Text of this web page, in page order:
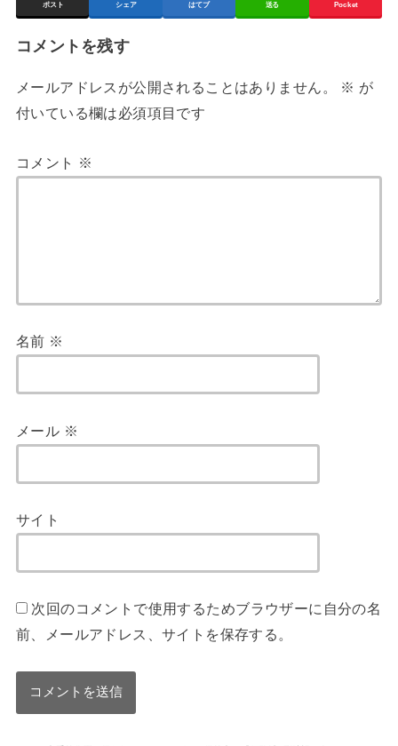
ポスト シェア はてブ 送る Pocket
コメントを残す
メールアドレスが公開されることはありません。 ※ が
付いている欄は必須項目です
コメント ※
名前 ※
メール ※
サイト
次回のコメントで使用するためブラウザーに自分の名
前、メールアドレス、サイトを保存する。